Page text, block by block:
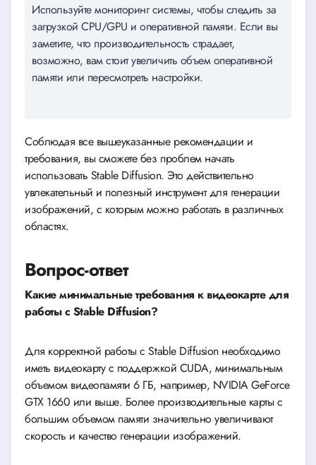
Используйте мониторинг системы, чтобы следить за
загрузкой CPU/GPU и оперативной памяти. Если вы
заметите, что производительность страдает,
возможно, вам стоит увеличить объем оперативной
памяти или пересмотреть настройки.
Соблюдая все вышеуказанные рекомендации и
требования, вы сможете без проблем начать
использовать Stable Diffusion. Это действительно
увлекательный и полезный инструмент для генерации
изображений, с которым можно работать в различных
областях.
Вопрос-ответ
Какие минимальные требования к видеокарте для
работы с Stable Diffusion?
Для корректной работы с Stable Diffusion необходимо
иметь видеокарту с поддержкой CUDA, минимальным
объемом видеопамяти 6 ГБ, например, NVIDIA GeForce
GTX 1660 или выше. Более производительные карты с
большим объемом памяти значительно увеличивают
скорость и качество генерации изображений.